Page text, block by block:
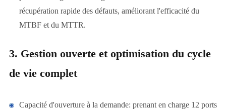
récupération rapide des défauts, améliorant l'efficacité du
MTBF et du MTTR.
3. Gestion ouverte et optimisation du cycle
de vie complet
Capacité d'ouverture à la demande: prenant en charge 12 ports